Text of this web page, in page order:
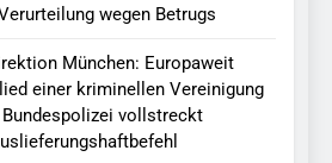
wegen Betrugs
München: Europaweit
einer kriminellen Vereinigung
vollstreckt